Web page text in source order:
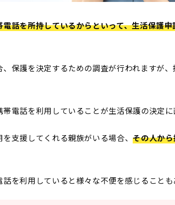
電話を所持しているからといって、生活保護
保護を決定するための調査が行われますが
電話を利用していることが生活保護の決定に
支援してくれる親族がいる場合、その人か
を利用していると様々な不便を感じることも